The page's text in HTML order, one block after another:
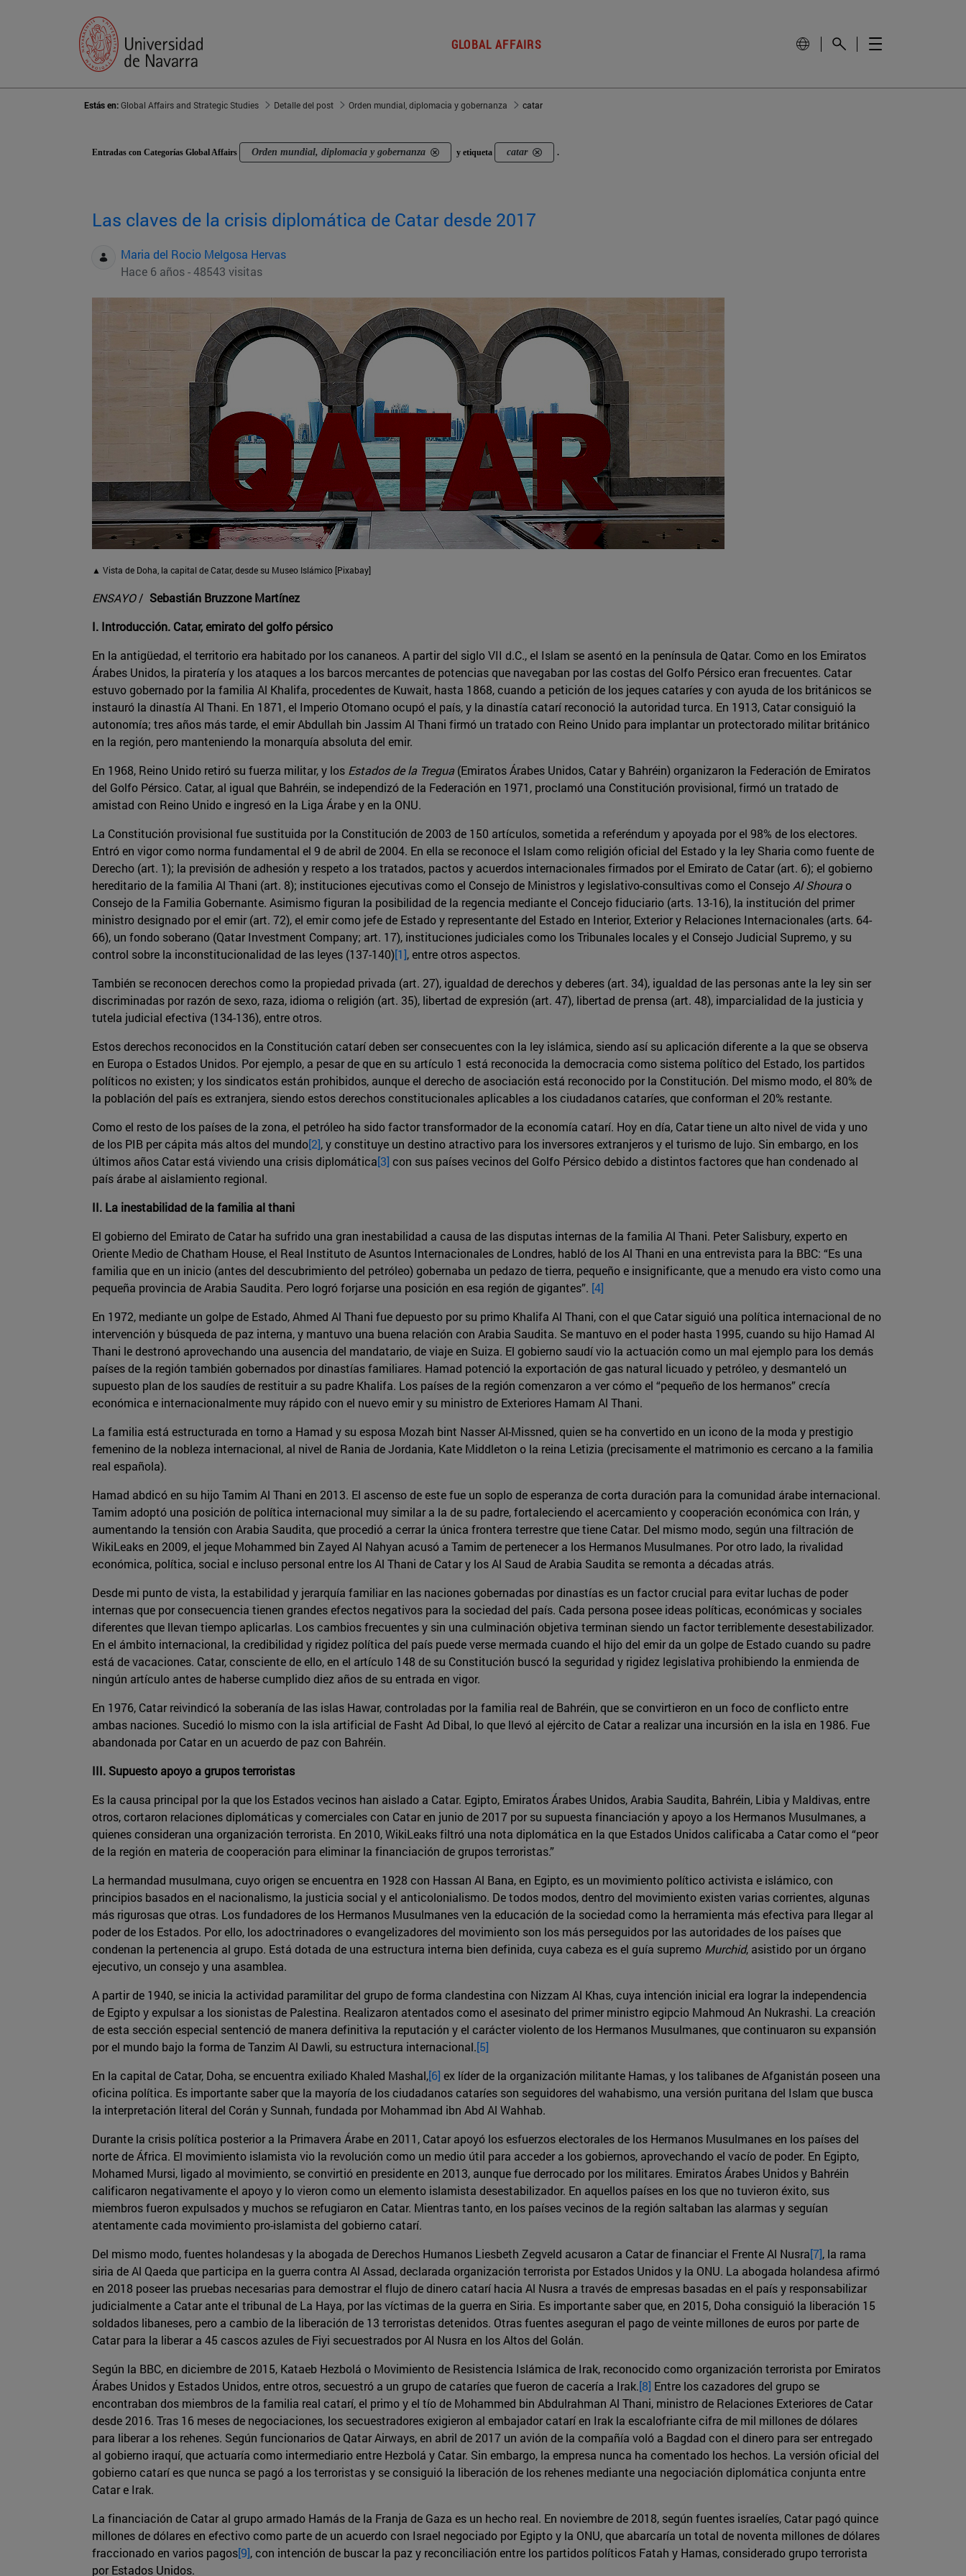
GLOBAL AFFAIRS
Estás en:Global Affairs and Strategic Studies Detalle del post Orden mundial, diplomacia y gobernanza catar
Entradas con Categorías Global Affairs Orden mundial, diplomacia y gobernanza y etiqueta catar .
Las claves de la crisis diplomática de Catar desde 2017
Maria del Rocio Melgosa Hervas
Hace 6 años - 48543 visitas
▲ Vista de Doha, la capital de Catar, desde su Museo Islámico [Pixabay]
ENSAYO/ Sebastián Bruzzone Martínez
I. Introducción. Catar, emirato del golfo pérsico
En la antigüedad, el territorio era habitado por los cananeos. A partir del siglo VII d.C., el Islam se asentó en la península de Qatar. Como en los Emiratos
Árabes Unidos, la piratería y los ataques a los barcos mercantes de potencias que navegaban por las costas del Golfo Pérsico eran frecuentes. Catar
estuvo gobernado por la familia Al Khalifa, procedentes de Kuwait, hasta 1868, cuando a petición de los jeques cataríes y con ayuda de los británicos se
instauró la dinastía Al Thani. En 1871, el Imperio Otomano ocupó el país, y la dinastía catarí reconoció la autoridad turca. En 1913, Catar consiguió la
autonomía; tres años más tarde, el emir Abdullah bin Jassim Al Thani firmó un tratado con Reino Unido para implantar un protectorado militar británico
en la región, pero manteniendo la monarquía absoluta del emir.
En 1968, Reino Unido retiró su fuerza militar, y los Estados de la Tregua(Emiratos Árabes Unidos, Catar y Bahréin) organizaron la Federación de Emiratos
del Golfo Pérsico. Catar, al igual que Bahréin, se independizó de la Federación en 1971, proclamó una Constitución provisional, firmó un tratado de
amistad con Reino Unido e ingresó en la Liga Árabe y en la ONU.
La Constitución provisional fue sustituida por la Constitución de 2003 de 150 artículos, sometida a referéndum y apoyada por el 98% de los electores.
Entró en vigor como norma fundamental el 9 de abril de 2004. En ella se reconoce el Islam como religión oficial del Estado y la ley Sharia como fuente de
Derecho (art. 1); la previsión de adhesión y respeto a los tratados, pactos y acuerdos internacionales firmados por el Emirato de Catar (art. 6); el gobierno
hereditario de la familia Al Thani (art. 8); instituciones ejecutivas como el Consejo de Ministros y legislativo-consultivas como el Consejo Al Shourao
Consejo de la Familia Gobernante. Asimismo figuran la posibilidad de la regencia mediante el Concejo fiduciario (arts. 13-16), la institución del primer
ministro designado por el emir (art. 72), el emir como jefe de Estado y representante del Estado en Interior, Exterior y Relaciones Internacionales (arts. 64-
66), un fondo soberano (Qatar Investment Company; art. 17), instituciones judiciales como los Tribunales locales y el Consejo Judicial Supremo, y su
control sobre la inconstitucionalidad de las leyes (137-140)[1], entre otros aspectos.
También se reconocen derechos como la propiedad privada (art. 27), igualdad de derechos y deberes (art. 34), igualdad de las personas ante la ley sin ser
discriminadas por razón de sexo, raza, idioma o religión (art. 35), libertad de expresión (art. 47), libertad de prensa (art. 48), imparcialidad de la justicia y
tutela judicial efectiva (134-136), entre otros.
Estos derechos reconocidos en la Constitución catarí deben ser consecuentes con la ley islámica, siendo así su aplicación diferente a la que se observa
en Europa o Estados Unidos. Por ejemplo, a pesar de que en su artículo 1 está reconocida la democracia como sistema político del Estado, los partidos
políticos no existen; y los sindicatos están prohibidos, aunque el derecho de asociación está reconocido por la Constitución. Del mismo modo, el 80% de
la población del país es extranjera, siendo estos derechos constitucionales aplicables a los ciudadanos cataríes, que conforman el 20% restante.
Como el resto de los países de la zona, el petróleo ha sido factor transformador de la economía catarí. Hoy en día, Catar tiene un alto nivel de vida y uno
de los PIB per cápita más altos del mundo[2], y constituye un destino atractivo para los inversores extranjeros y el turismo de lujo. Sin embargo, en los
últimos años Catar está viviendo una crisis diplomática[3] con sus países vecinos del Golfo Pérsico debido a distintos factores que han condenado al
país árabe al aislamiento regional.
II. La inestabilidad de la familia al thani
El gobierno del Emirato de Catar ha sufrido una gran inestabilidad a causa de las disputas internas de la familia Al Thani. Peter Salisbury, experto en
Oriente Medio de Chatham House, el Real Instituto de Asuntos Internacionales de Londres, habló de los Al Thani en una entrevista para la BBC: “Es una
familia que en un inicio (antes del descubrimiento del petróleo) gobernaba un pedazo de tierra, pequeño e insignificante, que a menudo era visto como una
pequeña provincia de Arabia Saudita. Pero logró forjarse una posición en esa región de gigantes”. [4]
En 1972, mediante un golpe de Estado, Ahmed Al Thani fue depuesto por su primo Khalifa Al Thani, con el que Catar siguió una política internacional de no
intervención y búsqueda de paz interna, y mantuvo una buena relación con Arabia Saudita. Se mantuvo en el poder hasta 1995, cuando su hijo Hamad Al
Thani le destronó aprovechando una ausencia del mandatario, de viaje en Suiza. El gobierno saudí vio la actuación como un mal ejemplo para los demás
países de la región también gobernados por dinastías familiares. Hamad potenció la exportación de gas natural licuado y petróleo, y desmanteló un
supuesto plan de los saudíes de restituir a su padre Khalifa. Los países de la región comenzaron a ver cómo el “pequeño de los hermanos” crecía
económica e internacionalmente muy rápido con el nuevo emir y su ministro de Exteriores Hamam Al Thani.
La familia está estructurada en torno a Hamad y su esposa Mozah bint Nasser Al-Missned, quien se ha convertido en un icono de la moda y prestigio
femenino de la nobleza internacional, al nivel de Rania de Jordania, Kate Middleton o la reina Letizia (precisamente el matrimonio es cercano a la familia
real española).
Hamad abdicó en su hijo Tamim Al Thani en 2013. El ascenso de este fue un soplo de esperanza de corta duración para la comunidad árabe internacional.
Tamim adoptó una posición de política internacional muy similar a la de su padre, fortaleciendo el acercamiento y cooperación económica con Irán, y
aumentando la tensión con Arabia Saudita, que procedió a cerrar la única frontera terrestre que tiene Catar. Del mismo modo, según una filtración de
WikiLeaks en 2009, el jeque Mohammed bin Zayed Al Nahyan acusó a Tamim de pertenecer a los Hermanos Musulmanes. Por otro lado, la rivalidad
económica, política, social e incluso personal entre los Al Thani de Catar y los Al Saud de Arabia Saudita se remonta a décadas atrás.
Desde mi punto de vista, la estabilidad y jerarquía familiar en las naciones gobernadas por dinastías es un factor crucial para evitar luchas de poder
internas que por consecuencia tienen grandes efectos negativos para la sociedad del país. Cada persona posee ideas políticas, económicas y sociales
diferentes que llevan tiempo aplicarlas. Los cambios frecuentes y sin una culminación objetiva terminan siendo un factor terriblemente desestabilizador.
En el ámbito internacional, la credibilidad y rigidez política del país puede verse mermada cuando el hijo del emir da un golpe de Estado cuando su padre
está de vacaciones. Catar, consciente de ello, en el artículo 148 de su Constitución buscó la seguridad y rigidez legislativa prohibiendo la enmienda de
ningún artículo antes de haberse cumplido diez años de su entrada en vigor.
En 1976, Catar reivindicó la soberanía de las islas Hawar, controladas por la familia real de Bahréin, que se convirtieron en un foco de conflicto entre
ambas naciones. Sucedió lo mismo con la isla artificial de Fasht Ad Dibal, lo que llevó al ejército de Catar a realizar una incursión en la isla en 1986. Fue
abandonada por Catar en un acuerdo de paz con Bahréin.
III. Supuesto apoyo a grupos terroristas
Es la causa principal por la que los Estados vecinos han aislado a Catar. Egipto, Emiratos Árabes Unidos, Arabia Saudita, Bahréin, Libia y Maldivas, entre
otros, cortaron relaciones diplomáticas y comerciales con Catar en junio de 2017 por su supuesta financiación y apoyo a los Hermanos Musulmanes, a
quienes consideran una organización terrorista. En 2010, WikiLeaks filtró una nota diplomática en la que Estados Unidos calificaba a Catar como el “peor
de la región en materia de cooperación para eliminar la financiación de grupos terroristas.”
La hermandad musulmana, cuyo origen se encuentra en 1928 con Hassan Al Bana, en Egipto, es un movimiento político activista e islámico, con
principios basados en el nacionalismo, la justicia social y el anticolonialismo. De todos modos, dentro del movimiento existen varias corrientes, algunas
más rigurosas que otras. Los fundadores de los Hermanos Musulmanes ven la educación de la sociedad como la herramienta más efectiva para llegar al
poder de los Estados. Por ello, los adoctrinadores o evangelizadores del movimiento son los más perseguidos por las autoridades de los países que
condenan la pertenencia al grupo. Está dotada de una estructura interna bien definida, cuya cabeza es el guía supremo Murchid, asistido por un órgano
ejecutivo, un consejo y una asamblea.
A partir de 1940, se inicia la actividad paramilitar del grupo de forma clandestina con Nizzam Al Khas, cuya intención inicial era lograr la independencia
de Egipto y expulsar a los sionistas de Palestina. Realizaron atentados como el asesinato del primer ministro egipcio Mahmoud An Nukrashi. La creación
de esta sección especial sentenció de manera definitiva la reputación y el carácter violento de los Hermanos Musulmanes, que continuaron su expansión
por el mundo bajo la forma de Tanzim Al Dawli, su estructura internacional.[5]
En la capital de Catar, Doha, se encuentra exiliado Khaled Mashal,[6] ex líder de la organización militante Hamas, y los talibanes de Afganistán poseen una
oficina política. Es importante saber que la mayoría de los ciudadanos cataríes son seguidores del wahabismo, una versión puritana del Islam que busca
la interpretación literal del Corán y Sunnah, fundada por Mohammad ibn Abd Al Wahhab.
Durante la crisis política posterior a la Primavera Árabe en 2011, Catar apoyó los esfuerzos electorales de los Hermanos Musulmanes en los países del
norte de África. El movimiento islamista vio la revolución como un medio útil para acceder a los gobiernos, aprovechando el vacío de poder. En Egipto,
Mohamed Mursi, ligado al movimiento, se convirtió en presidente en 2013, aunque fue derrocado por los militares. Emiratos Árabes Unidos y Bahréin
calificaron negativamente el apoyo y lo vieron como un elemento islamista desestabilizador. En aquellos países en los que no tuvieron éxito, sus
miembros fueron expulsados y muchos se refugiaron en Catar. Mientras tanto, en los países vecinos de la región saltaban las alarmas y seguían
atentamente cada movimiento pro-islamista del gobierno catarí.
Del mismo modo, fuentes holandesas y la abogada de Derechos Humanos Liesbeth Zegveld acusaron a Catar de financiar el Frente Al Nusra[7], la rama
siria de Al Qaeda que participa en la guerra contra Al Assad, declarada organización terrorista por Estados Unidos y la ONU. La abogada holandesa afirmó
en 2018 poseer las pruebas necesarias para demostrar el flujo de dinero catarí hacia Al Nusra a través de empresas basadas en el país y responsabilizar
judicialmente a Catar ante el tribunal de La Haya, por las víctimas de la guerra en Siria. Es importante saber que, en 2015, Doha consiguió la liberación 15
soldados libaneses, pero a cambio de la liberación de 13 terroristas detenidos. Otras fuentes aseguran el pago de veinte millones de euros por parte de
Catar para la liberar a 45 cascos azules de Fiyi secuestrados por Al Nusra en los Altos del Golán.
Según la BBC, en diciembre de 2015, Kataeb Hezbolá o Movimiento de Resistencia Islámica de Irak, reconocido como organización terrorista por Emiratos
Árabes Unidos y Estados Unidos, entre otros, secuestró a un grupo de cataríes que fueron de cacería a Irak.[8] Entre los cazadores del grupo se
encontraban dos miembros de la familia real catarí, el primo y el tío de Mohammed bin Abdulrahman Al Thani, ministro de Relaciones Exteriores de Catar
desde 2016. Tras 16 meses de negociaciones, los secuestradores exigieron al embajador catarí en Irak la escalofriante cifra de mil millones de dólares
para liberar a los rehenes. Según funcionarios de Qatar Airways, en abril de 2017 un avión de la compañía voló a Bagdad con el dinero para ser entregado
al gobierno iraquí, que actuaría como intermediario entre Hezbolá y Catar. Sin embargo, la empresa nunca ha comentado los hechos. La versión oficial del
gobierno catarí es que nunca se pagó a los terroristas y se consiguió la liberación de los rehenes mediante una negociación diplomática conjunta entre
Catar e Irak.
La financiación de Catar al grupo armado Hamás de la Franja de Gaza es un hecho real. En noviembre de 2018, según fuentes israelíes, Catar pagó quince
millones de dólares en efectivo como parte de un acuerdo con Israel negociado por Egipto y la ONU, que abarcaría un total de noventa millones de dólares
fraccionado en varios pagos[9], con intención de buscar la paz y reconciliación entre los partidos políticos Fatah y Hamas, considerado grupo terrorista
por Estados Unidos.